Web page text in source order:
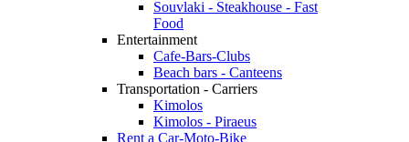
Souvlaki - Steakhouse - Fast
Food
Entertainment
Cafe-Bars-Clubs
Beach bars - Canteens
Transportation - Carriers
Kimolos
Kimolos - Piraeus
Rent a Car-Moto-Bike